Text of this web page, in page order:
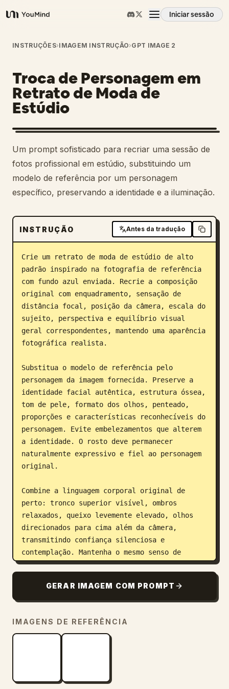
YouMind
Iniciar sessão
Visão geral
Casos de uso
Habilidades
Prompts
Preços
Blogue
Atualizações
INSTRUÇÕES›IMAGEM INSTRUÇÃO›GPT IMAGE 2
Troca de Personagem em
Retrato de Moda de
Estúdio
Um prompt sofisticado para recriar uma sessão de
fotos profissional em estúdio, substituindo um
modelo de referência por um personagem
específico, preservando a identidade e a iluminação.
INSTRUÇÃO Antes da tradução
Crie um retrato de moda de estúdio de alto
padrão inspirado na fotografia de referência
com fundo azul enviada. Recrie a composição
original com enquadramento, sensação de
distância focal, posição da câmera, escala do
sujeito, perspectiva e equilíbrio visual
geral correspondentes, mantendo uma aparência
fotográfica realista.
Substitua o modelo de referência pelo
personagem da imagem fornecida. Preserve a
identidade facial autêntica, estrutura óssea,
tom de pele, formato dos olhos, penteado,
proporções e características reconhecíveis do
personagem. Evite embelezamentos que alterem
a identidade. O rosto deve permanecer
naturalmente expressivo e fiel ao personagem
original.
Combine a linguagem corporal original de
perto: tronco superior visível, ombros
relaxados, queixo levemente elevado, olhos
direcionados para cima além da câmera,
transmitindo confiança silenciosa e
contemplação. Mantenha o mesmo senso de
presença e posicionamento espacial dentro do
Retenha o fundo de estúdio em azul cobalto
Reproduza a configuração de iluminação
original com iluminação direcional suave,
GERAR IMAGEM COM PROMPT
IMAGENS DE REFERÊNCIA